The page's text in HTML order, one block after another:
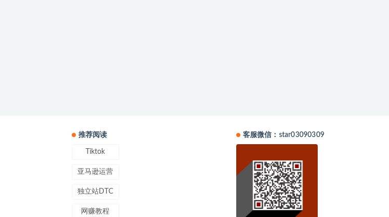
推荐阅读
Tiktok
亚马逊运营
独立站DTC
网赚教程
客服微信：star03090309